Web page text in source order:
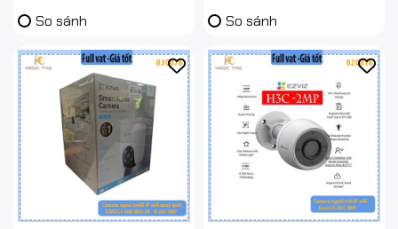
So sánh So sánh